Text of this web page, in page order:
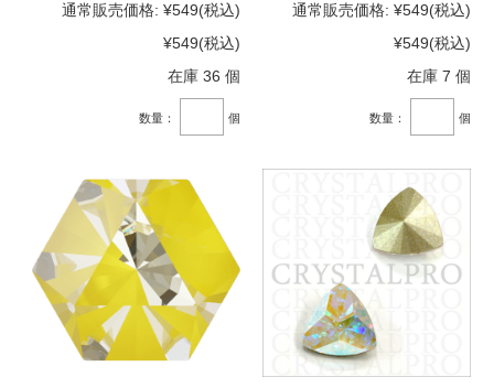
通常販売価格: ¥549(税込)
¥549(税込)
在庫 36 個
数量： 個
通常販売価格: ¥549(税込)
¥549(税込)
在庫 7 個
数量： 個